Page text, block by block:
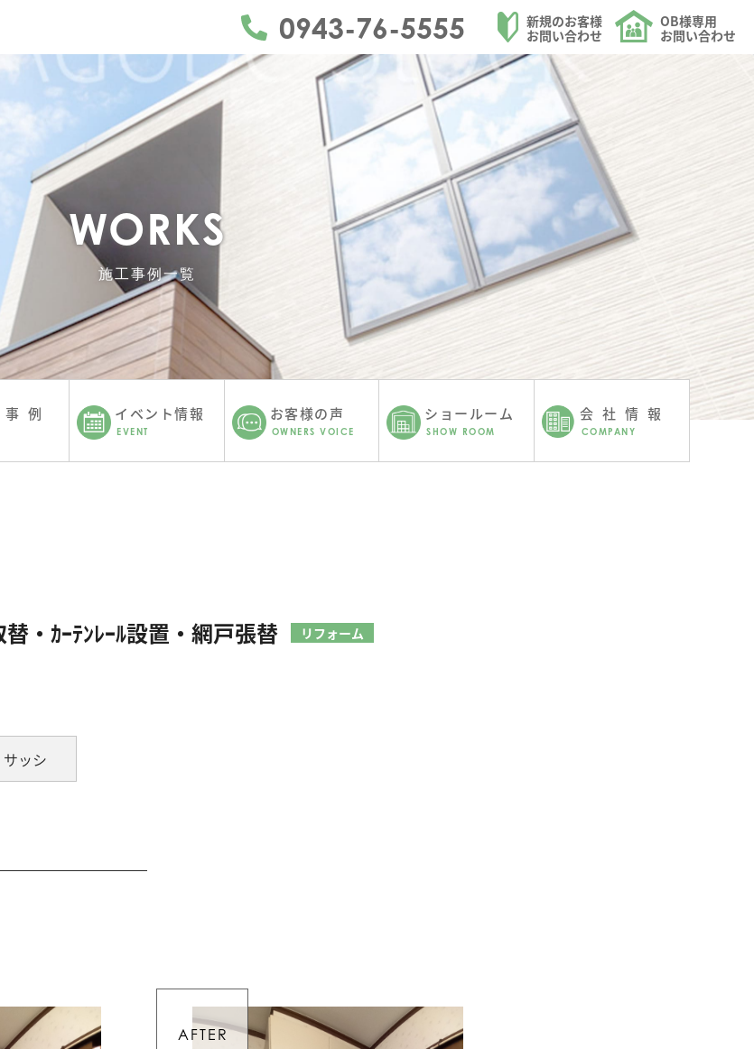
うきは市・久留米市・朝倉市・日田市を中心にリフォームを請け負う大和ハウジングの洗面台取替・ｶｰﾃﾝﾚｰﾙ設
0943-76-5555
新規のお客様
お問い合わせ
OB様専用
お問い合わせ
例 イベント情報
EVENT
お客様の声
OWNERS VOICE
ショールーム
SHOW ROOM
会社情報
COMPANY
WORKS
施工事例一覧
・ｶｰﾃﾝﾚｰﾙ設置・網戸張替 リフォーム
ッシ